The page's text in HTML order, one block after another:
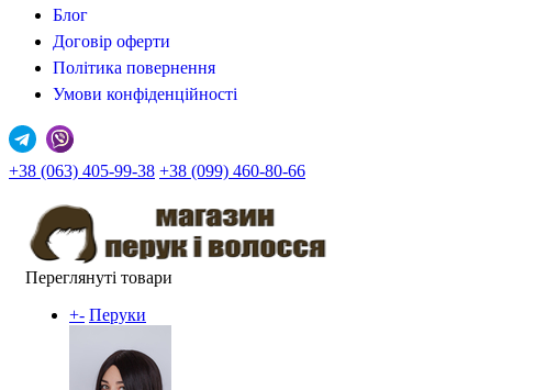
Блог
Договір оферти
Політика повернення
Умови конфіденційності
+38 (063) 405-99-38 +38 (099) 460-80-66
Переглянуті товари
+- Перуки